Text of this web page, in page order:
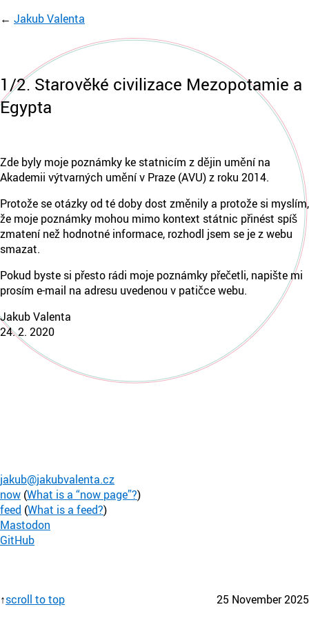
Jakub Valenta
1/2. Starověké civilizace Mezopotamie a
Egypta
Zde byly moje poznámky ke statnicím z dějin umění na
Akademii výtvarných umění v Praze (AVU) z roku 2014.
Protože se otázky od té doby dost změnily a protože si myslím,
že moje poznámky mohou mimo kontext státnic přinést spíš
zmatení než hodnotné informace, rozhodl jsem se je z webu
smazat.
Pokud byste si přesto rádi moje poznámky přečetli, napište mi
prosím e-mail na adresu uvedenou v patičce webu.
Jakub Valenta
24. 2. 2020
jakub@jakubvalenta.cz
now (What is a “now page”?)
feed (What is a feed?)
Mastodon
GitHub
scroll to top 25 November 2025